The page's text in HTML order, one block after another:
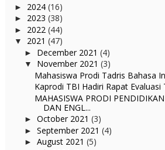
► 2024 (16)
► 2023 (38)
► 2022 (44)
▼ 2021 (47)
► December 2021 (4)
▼ November 2021 (3)
Mahasiswa Prodi Tadris Bahasa
Kaprodi TBI Hadiri Rapat Evaluasi
MAHASISWA PRODI
DAN ENGL...
► October 2021 (3)
► September 2021 (4)
► August 2021 (5)